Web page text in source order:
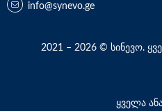
info@synevo.ge
2021 – 2026 © სინევო.
ყველა